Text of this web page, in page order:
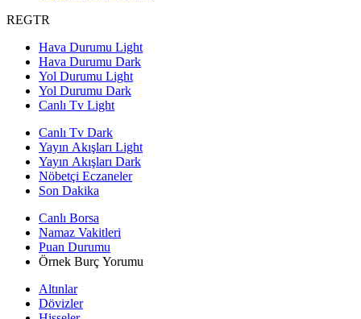
REGTR
Hava Durumu Light
Hava Durumu Dark
Yol Durumu Light
Yol Durumu Dark
Canlı Tv Light
Canlı Tv Dark
Yayın Akışları Light
Yayın Akışları Dark
Nöbetçi Eczaneler
Son Dakika
Canlı Borsa
Namaz Vakitleri
Puan Durumu
Örnek Burç Yorumu
Altınlar
Dövizler